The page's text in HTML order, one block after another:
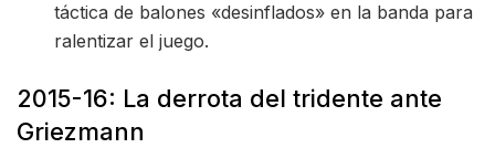
táctica de balones «desinflados» en la banda para
ralentizar el juego.
2015-16: La derrota del tridente ante
Griezmann